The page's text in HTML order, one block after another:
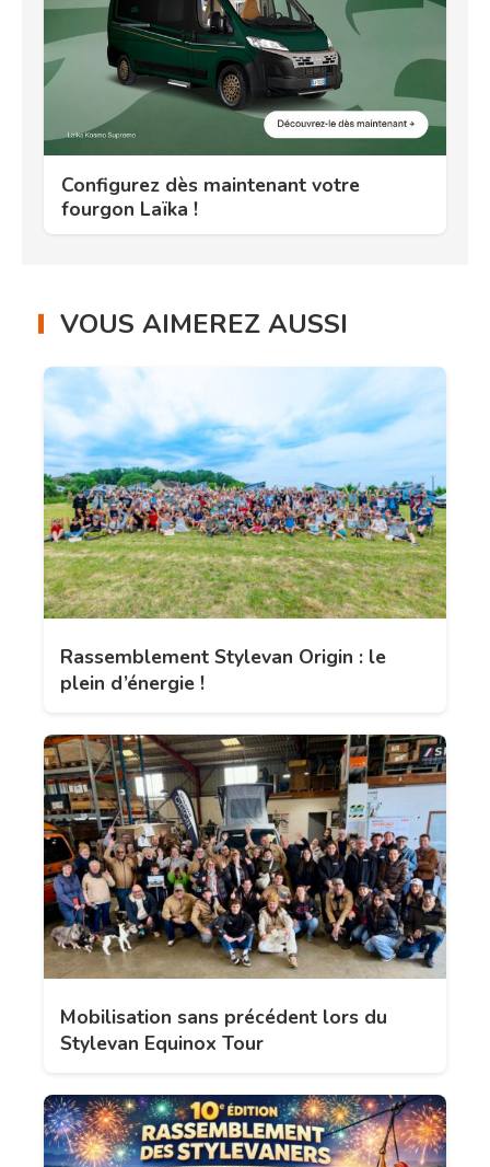
Configurez dès maintenant votre
fourgon Laïka !
VOUS AIMEREZ AUSSI
Rassemblement Stylevan Origin : le
plein d’énergie !
Mobilisation sans précédent lors du
Stylevan Equinox Tour